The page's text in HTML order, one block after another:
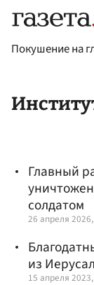
Покушение на
Главный
солдатом
26 апреля
из
15 апреля